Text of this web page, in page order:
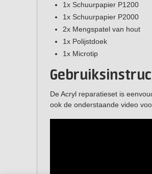
1x Schuurpapier P1200
1x Schuurpapier P2000
2x Mengspatel van hout
1x Polijstdoek
1x Microtip
De Acryl reparatieset is
ook de onderstaande video